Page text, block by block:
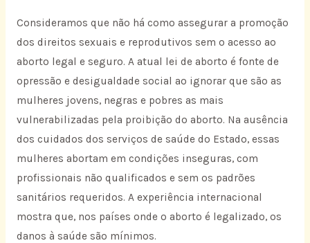
Consideramos que não há como assegurar a promoção
dos direitos sexuais e reprodutivos sem o acesso ao
aborto legal e seguro. A atual lei de aborto é fonte de
opressão e desigualdade social ao ignorar que são as
mulheres jovens, negras e pobres as mais
vulnerabilizadas pela proibição do aborto. Na ausência
dos cuidados dos serviços de saúde do Estado, essas
mulheres abortam em condições inseguras, com
profissionais não qualificados e sem os padrões
sanitários requeridos. A experiência internacional
mostra que, nos países onde o aborto é legalizado, os
danos à saúde são mínimos.